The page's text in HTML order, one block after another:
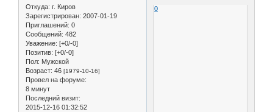
Откуда: г. Киров
Зарегистрирован: 2007-01-19
Приглашений: 0
Сообщений: 482
Уважение: [+0/-0]
Позитив: [+0/-0]
Пол: Мужской
Возраст: 46 [1979-10-16]
Провел на форуме:
8 минут
Последний визит:
2015-12-16 01:32:52
0